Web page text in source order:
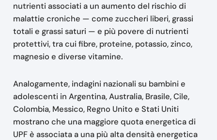
nutrienti associati a un aumento del rischio di
malattie croniche — come zuccheri liberi, grassi
totali e grassi saturi — e più povere di nutrienti
protettivi, tra cui fibre, proteine, potassio, zinco,
magnesio e diverse vitamine.
Analogamente, indagini nazionali su bambini e
adolescenti in Argentina, Australia, Brasile, Cile,
Colombia, Messico, Regno Unito e Stati Uniti
mostrano che una maggiore quota energetica di
UPF è associata a una più alta densità energetica